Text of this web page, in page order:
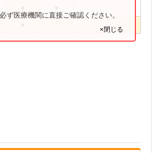
ず医療機関に直接ご確認ください。
×閉じる